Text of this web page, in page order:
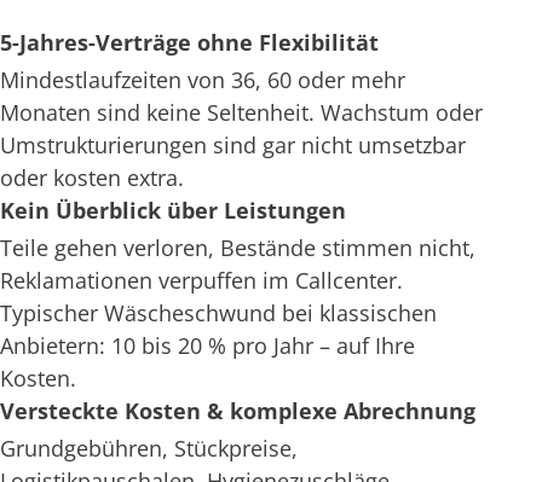
5-Jahres-Verträge ohne Flexibilität
Mindestlaufzeiten von 36, 60 oder mehr
Monaten sind keine Seltenheit. Wachstum oder
Umstrukturierungen sind gar nicht umsetzbar
oder kosten extra.
Kein Überblick über Leistungen
Teile gehen verloren, Bestände stimmen nicht,
Reklamationen verpuffen im Callcenter.
Typischer Wäscheschwund bei klassischen
Anbietern: 10 bis 20 % pro Jahr – auf Ihre
Kosten.
Versteckte Kosten & komplexe Abrechnung
Grundgebühren, Stückpreise,